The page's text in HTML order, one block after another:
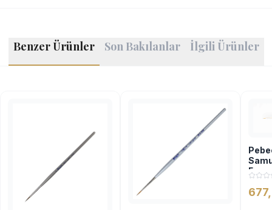
Benzer Ürünler Son Bakılanlar İlgili Ürünler